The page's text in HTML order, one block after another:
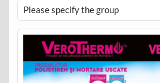
Please specify the group